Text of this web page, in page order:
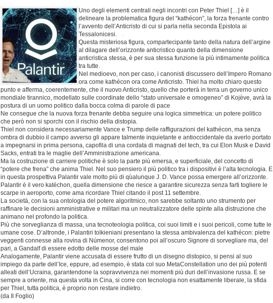
Uno degli elementi centrali negli incontri con Peter Thiel […] è il
delineare la problematica figura del “kathécon”, la forza frenante contro
l’avvento dell’Anticristo di cui si parla nella seconda Epistola ai
Tessalonicesi.
Questa misteriosa figura, compartecipante tanto della natura dell’argine
al dilagare dell’orizzonte anticristico quanto della dimensione
anticristica stessa, è per sua stessa funzione la più intimamente politica
tra tutte.
Nel medioevo, non per caso, i canonisti discussero dell’Impero Romano
ora come kathécon ora come Anticristo. Thiel ha molto chiaro questo
punto e afferma, coerentemente, che il nuovo Anticristo, quello che porterà in terra un governo unico
mondiale tirannico, modellato sulle coordinate dello “stato universale e omogeneo” di Kojève, avrà la
postura di un uomo politico dalla bocca colma di parole di pace
Ne consegue che la nuova forza frenante debba seguire una logica simmetrica: un potere politico
che però non si sporchi con il rischio della distopia.
Thiel non considera necessariamente Vance e Trump delle raffigurazioni del kathécon, ma senza
ombra di dubbio il campo avverso gli appare talmente inquietante e antioccidentale da averlo portato
a impegnarsi in prima persona, capofila di una cordata di magnati del tech, tra cui Elon Musk e David
Sacks, entrati tra le maglie dell’Amministrazione americana.
Ma la costruzione di carriere politiche è solo la parte più emersa, e superficiale, del concetto di
“potere che frena” che anima Thiel. Nel suo pensiero il più politico tra i dispositivi è l’alta tecnologia. E
in questa prospettiva Palantir vale molto più di qualunque J. D. Vance possa emergere all’orizzonte.
Palantir è il vero katéchon, quella dimensione che riesce a garantire sicurezza senza farti togliere le
scarpe in aeroporto, come ama ricordare Thiel citando il post 11 settembre.
La società, con la sua ontologia del potere algoritmico, non sarebbe soltanto uno strumento per
raffinare le decisioni amministrative e militari ma un neutralizzatore delle spinte alla distruzione che
animano nel profondo la politica.
Più che sorveglianza di massa, una tecnoteologia politica, coi suoi limiti e i suoi pericoli, come tutte le
umane cose. D’altronde, i Palantiri tolkieniani presentano la stessa ambivalenza del kathécon: pietre
veggenti connesse alla rovina di Númenor, consentono poi all’oscuro Signore di sorvegliare ma, del
pari, a Gandalf di essere edotto delle mosse del male
Analogamente, Palantir viene accusata di essere frutto di un disegno distopico, si pensi al suo
impiego da parte dell’Ice, eppure, ad esempio, è stata col suo MetaConstellation uno dei più potenti
alleati dell’Ucraina, garantendone la sopravvivenza nei momenti più duri dell’invasione russa. E se
sempre a oriente, ma questa volta in Cina, si corre con tecnologia non esattamente liberale, la sfida
per Thiel, tutta politica, è proprio non restare indietro.
(da Il Foglio)